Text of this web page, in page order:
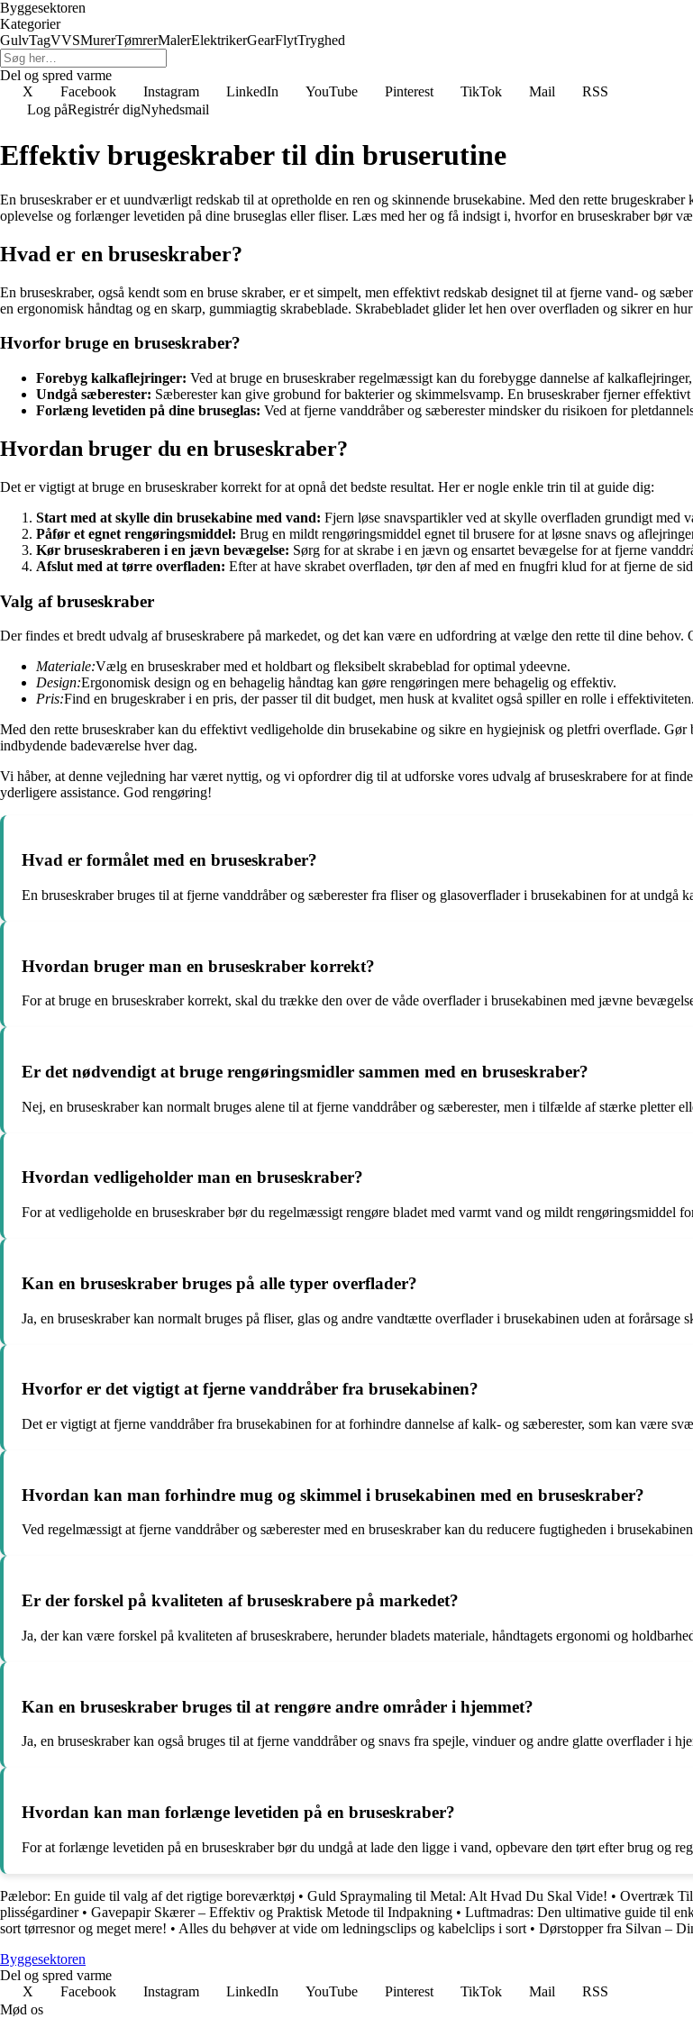
Byggesektoren
Kategorier
GulvTagVVSMurerTømrerMalerElektrikerGearFlytTryghed
Del og spred varme
X
Facebook Instagram LinkedIn YouTube Pinterest TikTok Mail
RSS
Log påRegistrér digNyhedsmail
Effektiv brugeskraber til din bruserutine
En bruseskraber er et uundværligt redskab til at opretholde en ren og skinnende brusekabine. Med den rette
oplevelse og forlænger levetiden på dine bruseglas eller fliser. Læs med her og få indsigt i, hvorfor en bruseskraber bør
Hvad er en bruseskraber?
En bruseskraber, også kendt som en bruse skraber, er et simpelt, men effektivt redskab designet til at fjerne vand- og
en ergonomisk håndtag og en skarp, gummiagtig skrabeblade. Skrabebladet glider let hen over overfladen og sikrer en
Hvorfor bruge en bruseskraber?
Forebyg kalkaflejringer: Ved at bruge en bruseskraber regelmæssigt kan du forebygge dannelse af
Undgå sæberester: Sæberester kan give grobund for bakterier og skimmelsvamp. En bruseskraber fjerner
Forlæng levetiden på dine bruseglas: Ved at fjerne vanddråber og sæberester mindsker du risikoen for
Hvordan bruger du en bruseskraber?
Det er vigtigt at bruge en bruseskraber korrekt for at opnå det bedste resultat. Her er nogle enkle trin til at guide dig:
Start med at skylle din brusekabine med vand: Fjern løse snavspartikler ved at skylle overfladen grundigt med
Påfør et egnet rengøringsmiddel: Brug en mildt rengøringsmiddel egnet til brusere for at løsne snavs og
Kør bruseskraberen i en jævn bevægelse: Sørg for at skrabe i en jævn og ensartet bevægelse for at fjerne
Afslut med at tørre overfladen: Efter at have skrabet overfladen, tør den af med en fnugfri klud for at fjerne de
Valg af bruseskraber
Der findes et bredt udvalg af bruseskrabere på markedet, og det kan være en udfordring at vælge den rette til dine
Materiale:Vælg en bruseskraber med et holdbart og fleksibelt skrabeblad for optimal ydeevne.
Design:Ergonomisk design og en behagelig håndtag kan gøre rengøringen mere behagelig og effektiv.
Pris:Find en brugeskraber i en pris, der passer til dit budget, men husk at kvalitet også spiller en rolle i effektiviteten.
Med den rette bruseskraber kan du effektivt vedligeholde din brusekabine og sikre en hygiejnisk og pletfri overflade.
indbydende badeværelse hver dag.
Vi håber, at denne vejledning har været nyttig, og vi opfordrer dig til at udforske vores udvalg af bruseskrabere for at
yderligere assistance. God rengøring!
Hvad er formålet med en bruseskraber?
En bruseskraber bruges til at fjerne vanddråber og sæberester fra fliser og glasoverflader i brusekabinen for at undgå
Hvordan bruger man en bruseskraber korrekt?
For at bruge en bruseskraber korrekt, skal du trække den over de våde overflader i brusekabinen med jævne
Er det nødvendigt at bruge rengøringsmidler sammen med en bruseskraber?
Nej, en bruseskraber kan normalt bruges alene til at fjerne vanddråber og sæberester, men i tilfælde af stærke pletter
Hvordan vedligeholder man en bruseskraber?
For at vedligeholde en bruseskraber bør du regelmæssigt rengøre bladet med varmt vand og mildt rengøringsmiddel
Kan en bruseskraber bruges på alle typer overflader?
Ja, en bruseskraber kan normalt bruges på fliser, glas og andre vandtætte overflader i brusekabinen uden at forårsage
Hvorfor er det vigtigt at fjerne vanddråber fra brusekabinen?
Det er vigtigt at fjerne vanddråber fra brusekabinen for at forhindre dannelse af kalk- og sæberester, som kan være
Hvordan kan man forhindre mug og skimmel i brusekabinen med en bruseskraber?
Ved regelmæssigt at fjerne vanddråber og sæberester med en bruseskraber kan du reducere fugtigheden i
Er der forskel på kvaliteten af bruseskrabere på markedet?
Ja, der kan være forskel på kvaliteten af bruseskrabere, herunder bladets materiale, håndtagets ergonomi og
Kan en bruseskraber bruges til at rengøre andre områder i hjemmet?
Ja, en bruseskraber kan også bruges til at fjerne vanddråber og snavs fra spejle, vinduer og andre glatte overflader i
Hvordan kan man forlænge levetiden på en bruseskraber?
For at forlænge levetiden på en bruseskraber bør du undgå at lade den ligge i vand, opbevare den tørt efter brug og
Pælebor: En guide til valg af det rigtige boreværktøj • Guld Spraymaling til Metal: Alt Hvad Du Skal Vide! • Overtræk
plisségardiner• Gavepapir Skærer – Effektiv og Praktisk Metode til Indpakning • Luftmadras: Den ultimative guide til
sort tørresnor og meget mere! • Alles du behøver at vide om ledningsclips og kabelclips i sort • Dørstopper fra Silvan –
Byggesektoren
Del og spred varme
X
Facebook Instagram LinkedIn YouTube Pinterest TikTok Mail
RSS
Mød os